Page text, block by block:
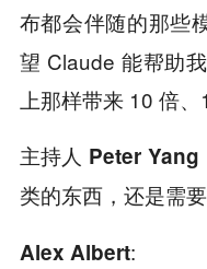
布都会伴随的那些
望 Claude 能帮助
上那样带来 10 倍、
主持人 Peter
类的东西，还是需
Alex Albert: